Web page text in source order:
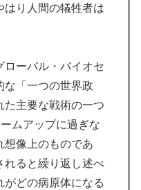
はり人間の犠牲者は
ローバル・バイオセ
な「一つの世界政
た主要な戦術の一つ
ムアップに過ぎな
想像上のものであ
れると繰り返し述べ
がどの病原体になる